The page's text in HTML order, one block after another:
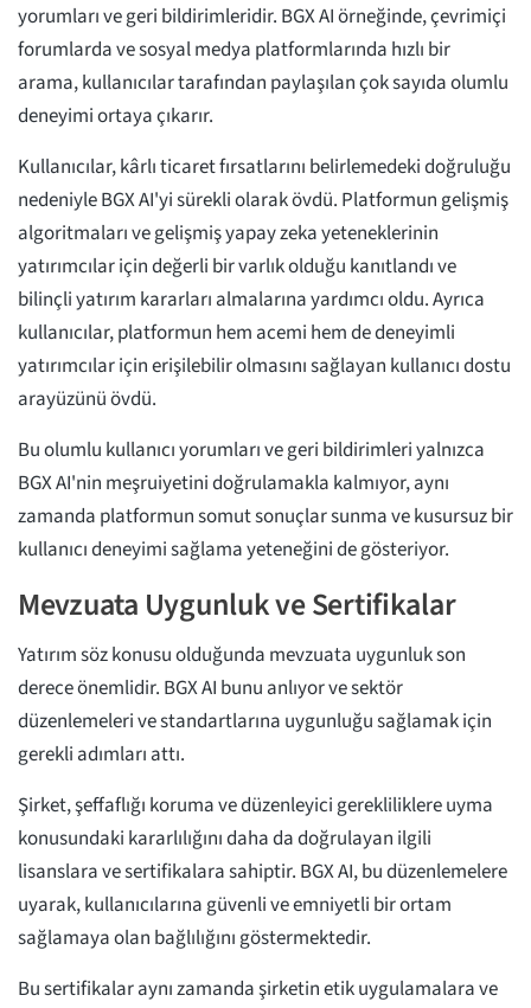
yorumları ve geri bildirimleridir. BGX AI örneğinde, çevrimiçi
forumlarda ve sosyal medya platformlarında hızlı bir
arama, kullanıcılar tarafından paylaşılan çok sayıda olumlu
deneyimi ortaya çıkarır.
Kullanıcılar, kârlı ticaret fırsatlarını belirlemedeki doğruluğu
nedeniyle BGX AI'yi sürekli olarak övdü. Platformun gelişmiş
algoritmaları ve gelişmiş yapay zeka yeteneklerinin
yatırımcılar için değerli bir varlık olduğu kanıtlandı ve
bilinçli yatırım kararları almalarına yardımcı oldu. Ayrıca
kullanıcılar, platformun hem acemi hem de deneyimli
yatırımcılar için erişilebilir olmasını sağlayan kullanıcı dostu
arayüzünü övdü.
Bu olumlu kullanıcı yorumları ve geri bildirimleri yalnızca
BGX AI'nin meşruiyetini doğrulamakla kalmıyor, aynı
zamanda platformun somut sonuçlar sunma ve kusursuz bir
kullanıcı deneyimi sağlama yeteneğini de gösteriyor.
Mevzuata Uygunluk ve Sertifikalar
Yatırım söz konusu olduğunda mevzuata uygunluk son
derece önemlidir. BGX AI bunu anlıyor ve sektör
düzenlemeleri ve standartlarına uygunluğu sağlamak için
gerekli adımları attı.
Şirket, şeffaflığı koruma ve düzenleyici gerekliliklere uyma
konusundaki kararlılığını daha da doğrulayan ilgili
lisanslara ve sertifikalara sahiptir. BGX AI, bu düzenlemelere
uyarak, kullanıcılarına güvenli ve emniyetli bir ortam
sağlamaya olan bağlılığını göstermektedir.
Bu sertifikalar aynı zamanda şirketin etik uygulamalara ve